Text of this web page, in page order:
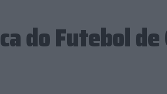
do Futebol de